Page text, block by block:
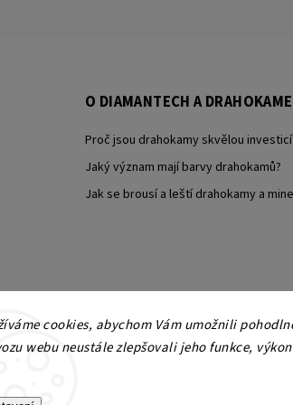
cookies, abychom Vám umožnili
webu neustále zlepšovali jeho funkce,
O DIAMANTECH A
Proč jsou drahokamy skvělou
Jaký význam mají barvy drahokamů?
Jak se brousí a leští drahokamy a
- starožitné šperky, starožitnosti